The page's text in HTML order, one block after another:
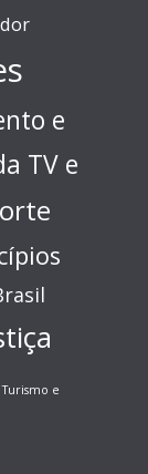
e
TV e
Turismo e